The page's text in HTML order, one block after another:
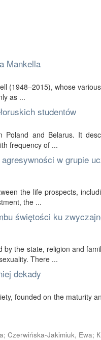
Mankella
(1948–2015), whose
as ...
studentów
and Belarus. It
frequency of ...
w grupie
the life prospects,
the ...
świętości ku
the state, religion and
There ...
dekady
founded on the maturity
; Czerwińska-Jakimiuk, Ewa;